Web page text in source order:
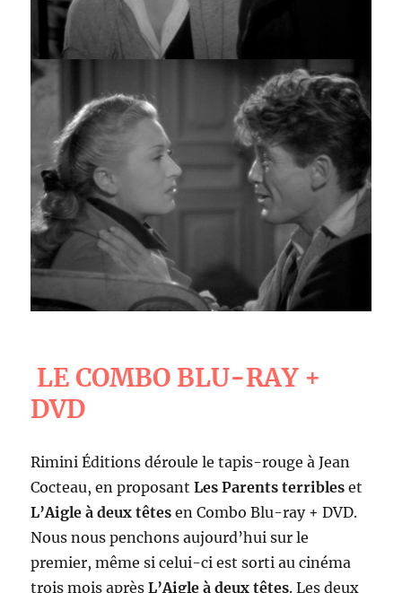
LE COMBO BLU-RAY +
DVD
Rimini Éditions déroule le tapis-rouge à Jean
Cocteau, en proposantLes Parents terribles et
L’Aigle à deux têtes en Combo Blu-ray + DVD.
Nous nous penchons aujourd’hui sur le
premier, même si celui-ci est sorti au cinéma
trois mois aprèsL’Aigle à deux têtes. Les deux